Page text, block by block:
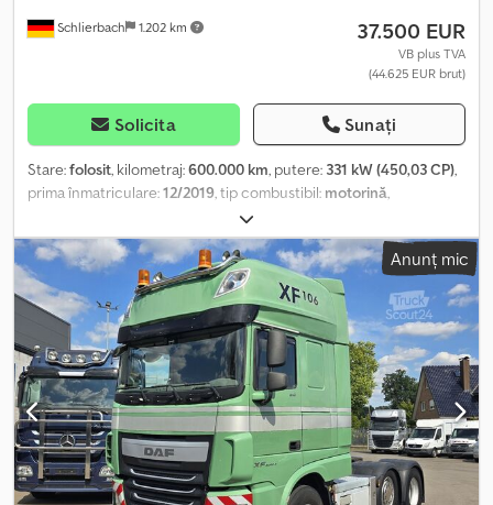
Schlierbach 1.202 km 37.500 EUR
VB plus TVA
(44.625 EUR brut)
Solicita Sunați
Stare:folosit, kilometraj:600.000 km, putere: 331 kW (450,03 CP),
prima înmatriculare:12/2019, tip combustibil: motorină,
, An de fabricație:
KRONE - Remorcă frigorifică BDF, cu sistem de profile pentru
transportul de produse congelate și unitate de răcire Thermo
King, precum și cadru hidraulic VANTEC cadru hidraulic VANTEC •
EURO 6 D • Intarder • Formula roților: 6x2 • Axă lift / axă direcțională
(axă 3) • Climatizare automată • Climatizare staționară • Încălzire
staționară • Transmisie automată • Blocare diferențial • Pilot
automat adaptiv • Asistent de menținere a benzii • Asistent de
frânare de urgență • Asistent la pornirea în pantă • Volan
multifuncțional • Frigider • Airbag • Radio/CD player • 2 paturi •
Masa maximă admisă: 26.000 kg • Greutate goală: 14.220 kg •
Ampatament: 4.600 mm • Anvelope: 315/60 R22,5 • Caroserie:
Lamberet Fleisch – container modular cu sistem de profile •
Anunț mic